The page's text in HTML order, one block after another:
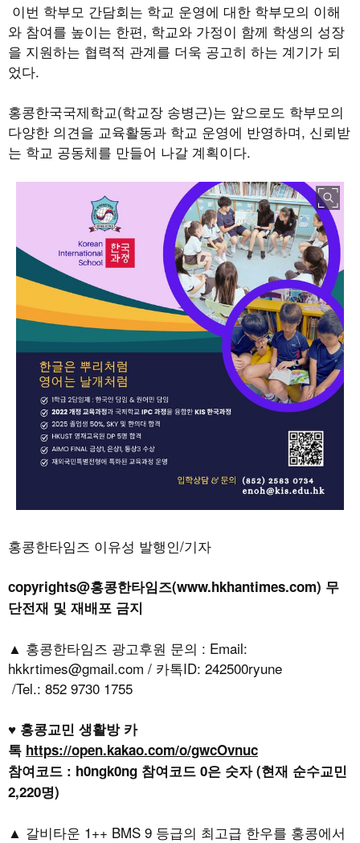
이번 학부모 간담회는 학교 운영에 대한 학부모의 이해
와 참여를 높이는 한편, 학교와 가정이 함께 학생의 성장
을 지원하는 협력적 관계를 더욱 공고히 하는 계기가 되
었다.
홍콩한국국제학교(학교장 송병근)는 앞으로도 학부모의
다양한 의견을 교육활동과 학교 운영에 반영하며, 신뢰받
는 학교 공동체를 만들어 나갈 계획이다.
홍콩한타임즈 이유성 발행인/기자
copyrights@홍콩한타임즈(www.hkhantimes.com) 무
단전재 및 재배포 금지
▲ 홍콩한타임즈 광고후원 문의 : Email:
hkkrtimes@gmail.com / 카톡ID: 242500ryune
/Tel.: 852 9730 1755
♥ 홍콩교민 생활방 카
톡 https://open.kakao.com/o/gwcOvnuc
참여코드 : h0ngk0ng 참여코드 0은 숫자 (현재 순수교민
2,220명)
▲ 갈비타운 1++ BMS 9 등급의 최고급 한우를 홍콩에서